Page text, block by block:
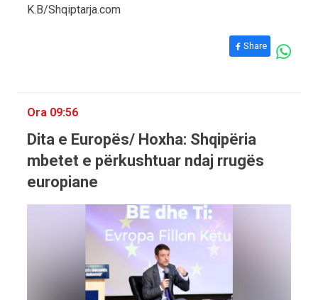
K.B/Shqiptarja.com
Share
Ora 09:56
Dita e Europës/ Hoxha: Shqipëria
mbetet e përkushtuar ndaj rrugës
europiane